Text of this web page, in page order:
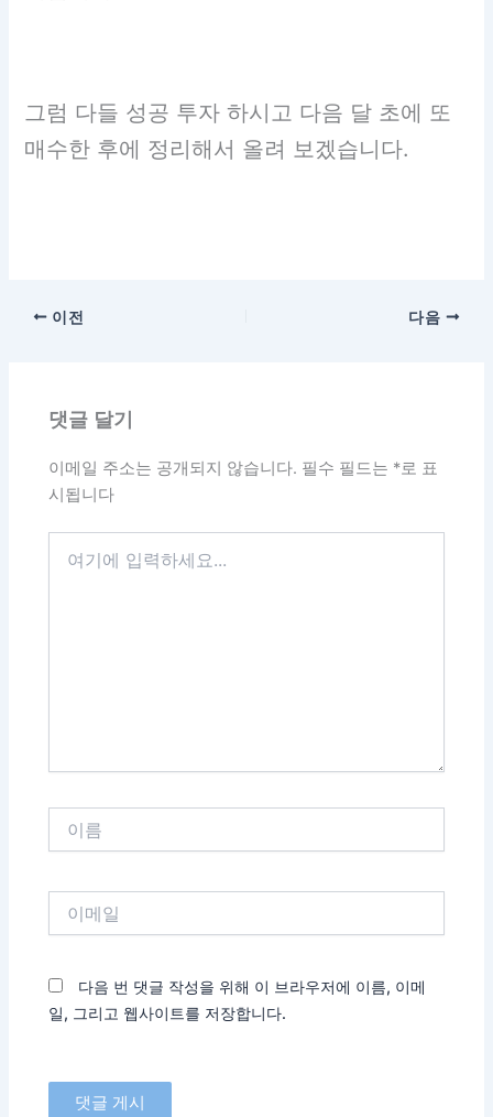
그럼 다들 성공 투자 하시고 다음 달 초에 또
매수한 후에 정리해서 올려 보겠습니다.
이전 다음
댓글 달기
이메일 주소는 공개되지 않습니다. 필수 필드는 *로 표
시됩니다
다음 번 댓글 작성을 위해 이 브라우저에 이름, 이메
일, 그리고 웹사이트를 저장합니다.